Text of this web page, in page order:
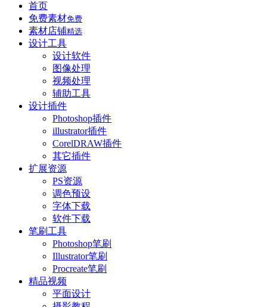
首页
免费素材免费
素材店铺精选
设计工具
设计软件
图像处理
视频处理
辅助工具
设计插件
Photoshop插件
illustrator插件
CorelDRAW插件
其它插件
扩展资源
PS资源
调色预设
字体下载
软件下载
笔刷工具
Photoshop笔刷
Illustrator笔刷
Procreate笔刷
精品视频
平面设计